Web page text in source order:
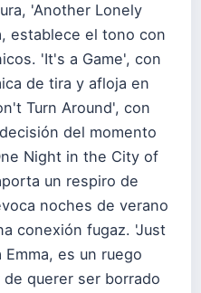
'Another Lonely
establece el tono con
'It's a Game', con
de tira y afloja en
Turn Around', con
del momento
Night in the City of
un respiro de
noches de verano
conexión fugaz. 'Just
es un ruego
querer ser borrado